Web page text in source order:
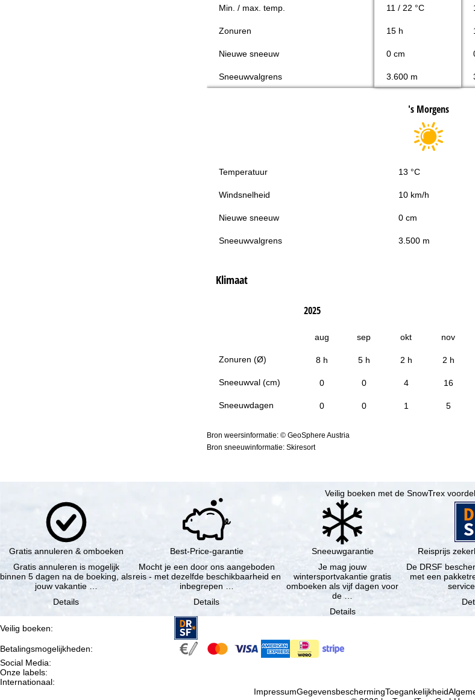
Min. / max. temp. 11 / 22 °C
Zonuren 15 h
Nieuwe sneeuw 0 cm
Sneeuwvalgrens 3.600 m
's Morgens
Temperatuur 13 °C
Windsnelheid 10 km/h
Nieuwe sneeuw 0 cm
Sneeuwvalgrens 3.500 m
Klimaat
Zonuren (Ø)
Sneeuwval (cm)
Sneeuwdagen
2025
aug sep okt nov
8 h 5 h 2 h 2 h
0 0 4 16
0 0 1 5
Bron weersinformatie: © GeoSphere Austria
Bron sneeuwinformatie: Skiresort
Veilig boeken met de SnowTrex
Gratis annuleren & omboeken
Gratis annuleren is mogelijk
binnen 5 dagen na de boeking, als
jouw vakantie …
Details
Best-Price-garantie
Mocht je een door ons aangeboden
reis - met dezelfde beschikbaarheid en
inbegrepen …
Details
Sneeuwgarantie
Je mag jouw
wintersportvakantie gratis
omboeken als vijf dagen voor
de …
Details
Reisprijs
De DRSF
met een pakketreis of gekoppelde
Veilig boeken:
Betalingsmogelijkheden:
Social Media:
Onze labels:
Internationaal:
ImpressumGegevensbeschermingToegankelijkheid